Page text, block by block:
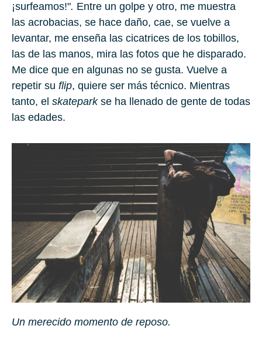
¡surfeamos!". Entre un golpe y otro, me muestra
las acrobacias, se hace daño, cae, se vuelve a
levantar, me enseña las cicatrices de los tobillos,
las de las manos, mira las fotos que he disparado.
Me dice que en algunas no se gusta. Vuelve a
repetir su flip, quiere ser más técnico. Mientras
tanto, el skateparkse ha llenado de gente de todas
las edades.
Un merecido momento de reposo.